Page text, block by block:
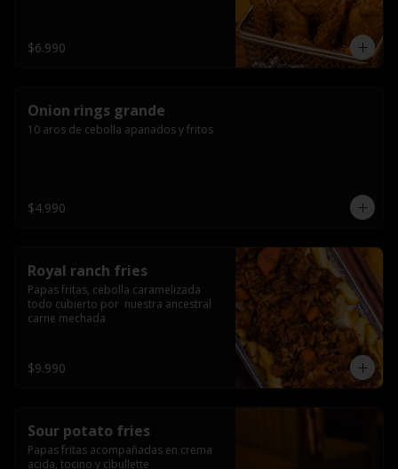
$6.990
Onion rings grande
10 aros de cebolla apanados y fritos
$4.990
Royal ranch fries
Papas fritas, cebolla caramelizada
todo cubierto por  nuestra ancestral
carne mechada
$9.990
Sour potato fries
Papas fritas acompañadas en crema
acida, tocino y cibullette